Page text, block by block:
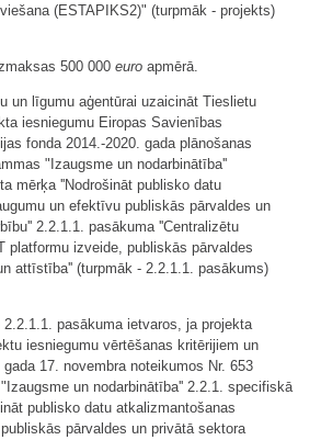
(ESTAPIKS2)" (turpmāk - projekts)
500 000 euro apmērā.
un līgumu aģentūrai uzaicināt Tieslietu
iesniegumu Eiropas Savienības
fonda 2014.-2020. gada plānošanas
"Izaugsme un nodarbinātība''
mērķa ''Nodrošināt publisko datu
un efektīvu publiskās pārvaldes un
2.2.1.1. pasākuma ''Centralizētu
platformu izveide, publiskās pārvaldes
attīstība'' (turpmāk - 2.2.1.1. pasākums)
pasākuma ietvaros, ja projekta
iesniegumu vērtēšanas kritērijiem un
17. novembra noteikumos Nr. 653
un nodarbinātība'' 2.2.1. specifiskā
publisko datu atkalizmantošanas
pārvaldes un privātā sektora